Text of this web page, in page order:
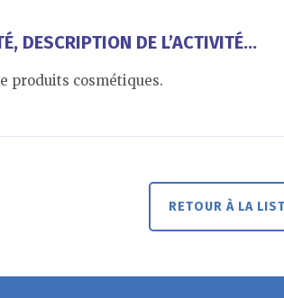
DESCRIPTION DE L’ACTIVITÉ...
produits cosmétiques.
RETOUR À LA